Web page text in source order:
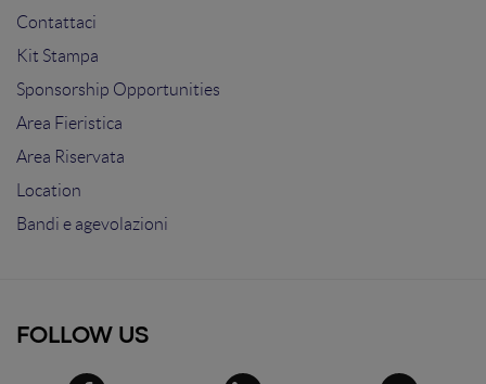
Contattaci
Kit Stampa
Sponsorship Opportunities
Area Fieristica
Area Riservata
Location
Bandi e agevolazioni
FOLLOW US